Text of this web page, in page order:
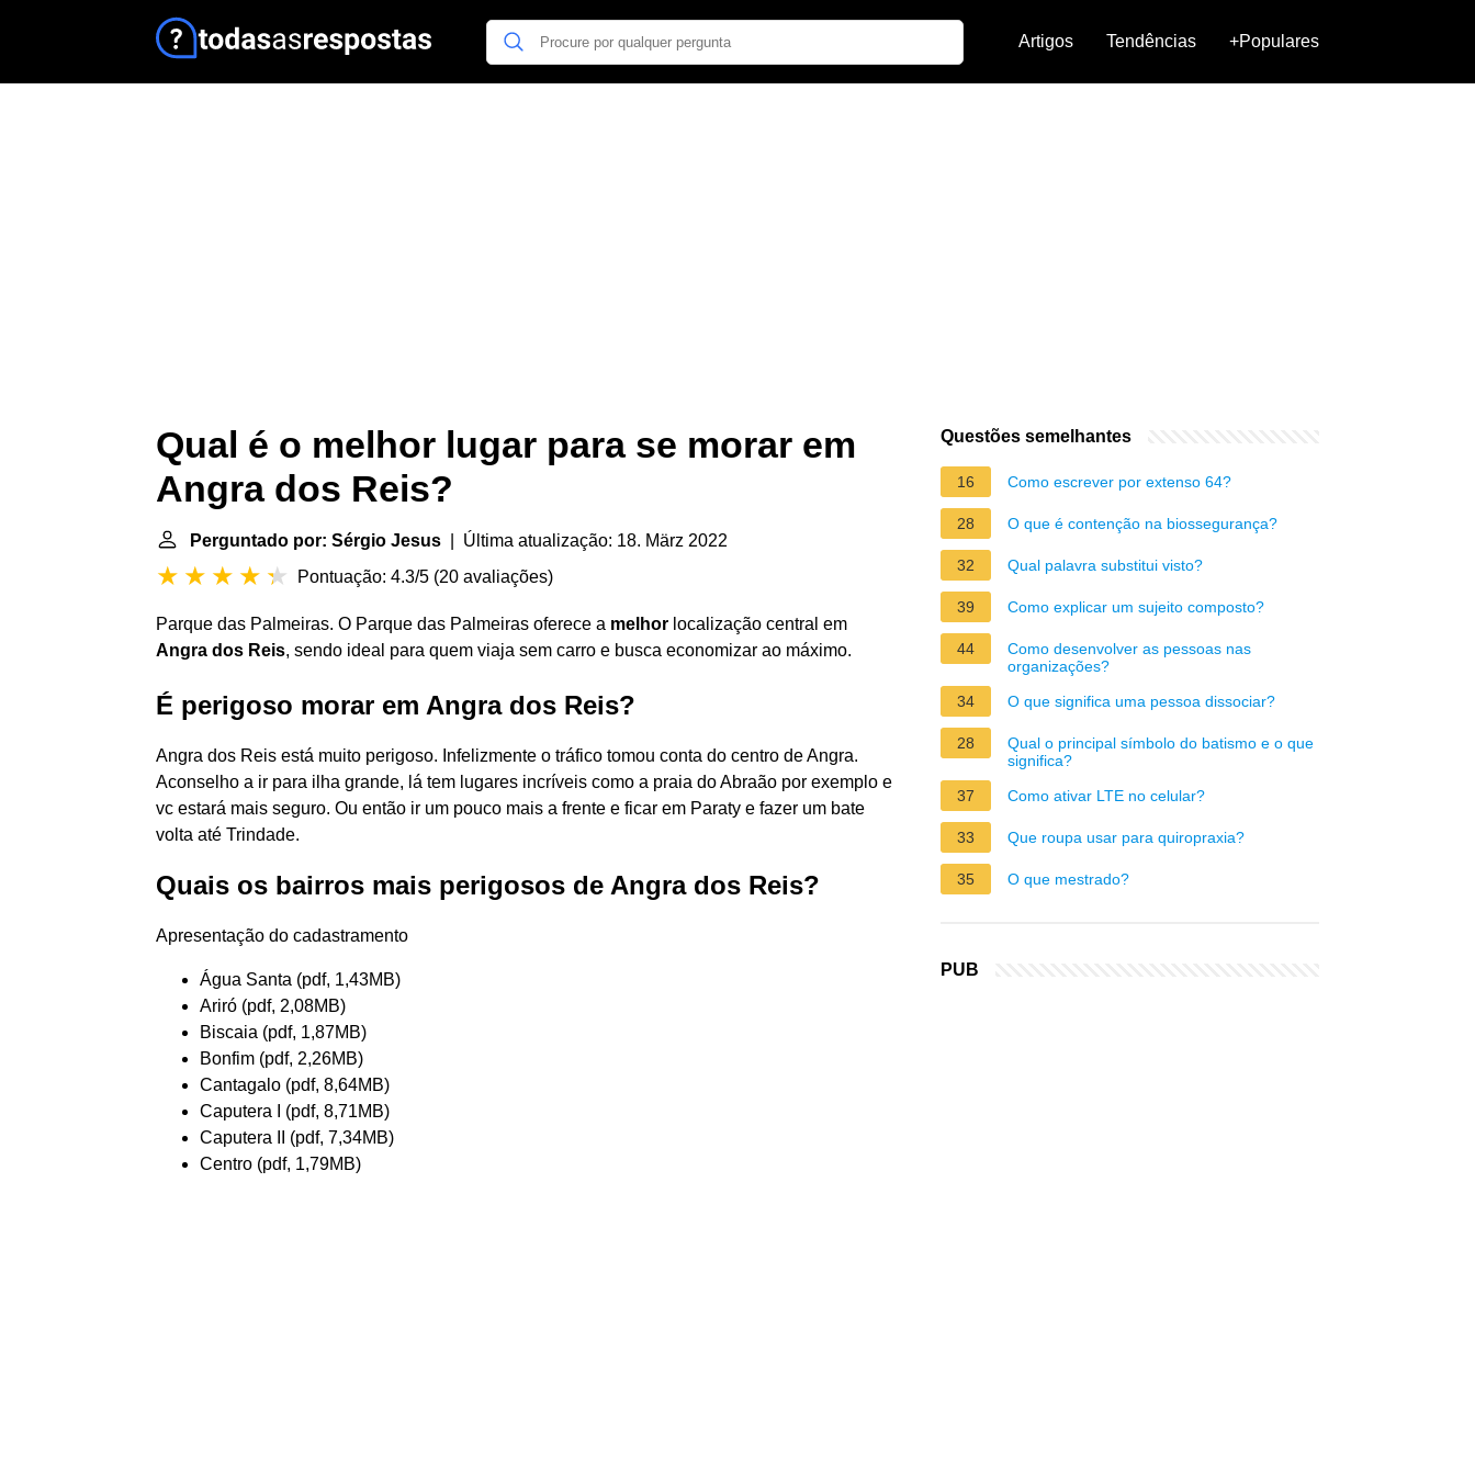
Artigos Tendências +Populares
Qual é o melhor lugar para se morar em
Angra dos Reis?
Perguntado por: Sérgio Jesus | Última atualização: 18. März 2022
Pontuação: 4.3/5 (20 avaliações)
Parque das Palmeiras. O Parque das Palmeiras oferece a melhor localização central em
Angra dos Reis, sendo ideal para quem viaja sem carro e busca economizar ao máximo.
É perigoso morar em Angra dos Reis?
Angra dos Reis está muito perigoso. Infelizmente o tráfico tomou conta do centro de Angra.
Aconselho a ir para ilha grande, lá tem lugares incríveis como a praia do Abraão por exemplo e
vc estará mais seguro. Ou então ir um pouco mais a frente e ficar em Paraty e fazer um bate
volta até Trindade.
Quais os bairros mais perigosos de Angra dos Reis?
Apresentação do cadastramento
Água Santa (pdf, 1,43MB)
Ariró (pdf, 2,08MB)
Biscaia (pdf, 1,87MB)
Bonfim (pdf, 2,26MB)
Cantagalo (pdf, 8,64MB)
Caputera I (pdf, 8,71MB)
Caputera II (pdf, 7,34MB)
Centro (pdf, 1,79MB)
Questões semelhantes
16 Como escrever por extenso 64?
28 O que é contenção na biossegurança?
32 Qual palavra substitui visto?
39 Como explicar um sujeito composto?
44
Como desenvolver as pessoas nas
organizações?
34
O que significa uma pessoa dissociar?
28
Qual o principal símbolo do batismo e o que
significa?
37
Como ativar LTE no celular?
33 Que roupa usar para quiropraxia?
35 O que mestrado?
PUB